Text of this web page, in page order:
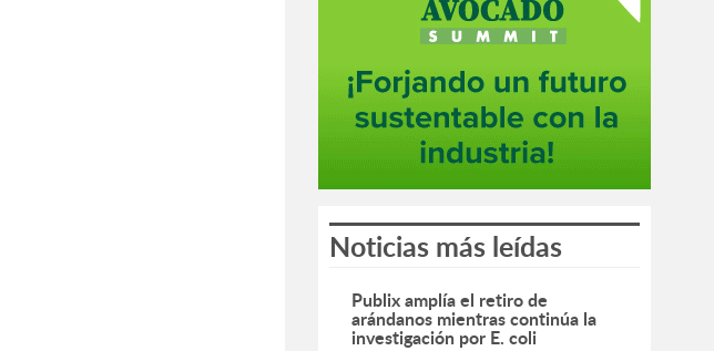
Noticias más leídas
Publix amplía el retiro de
arándanos mientras continúa la
investigación por E. coli